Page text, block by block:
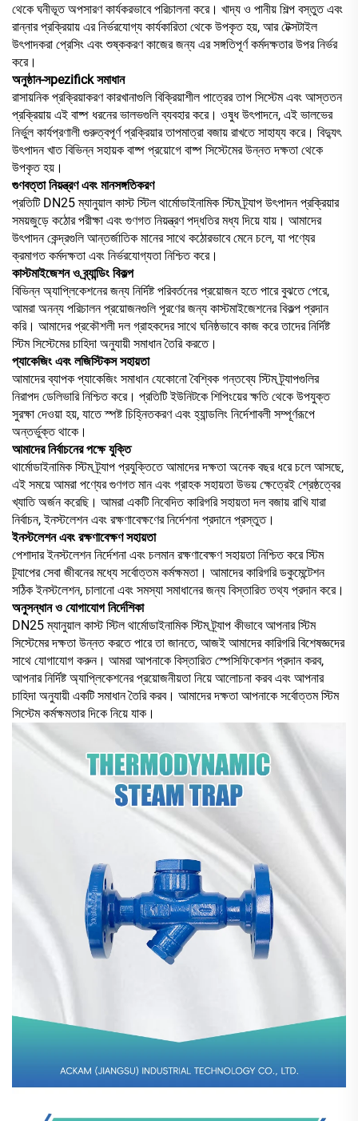
থেকে ঘনীভূত অপসারণ কার্যকরভাবে পরিচালনা করে। খাদ্য ও পানীয় শিল্প বস্তুত এবং
রান্নার প্রক্রিয়ায় এর নির্ভরযোগ্য কার্যকারিতা থেকে উপকৃত হয়, আর টেক্সটাইল
উৎপাদকরা প্রেসিং এবং শুষ্ককরণ কাজের জন্য এর সঙ্গতিপূর্ণ কর্মদক্ষতার উপর নির্ভর
করে।
অনুষ্ঠান-সpezifick সমাধান
রাসায়নিক প্রক্রিয়াকরণ কারখানাগুলি বিক্রিয়াশীল পাত্রের তাপ সিস্টেম এবং আস্ততন
প্রক্রিয়ায় এই বাষ্প ধরনের ভালভগুলি ব্যবহার করে। ওষুধ উৎপাদনে, এই ভালভের
নির্ভুল কার্যপ্রণালী গুরুত্বপূর্ণ প্রক্রিয়ার তাপমাত্রা বজায় রাখতে সাহায্য করে। বিদ্যুৎ
উৎপাদন খাত বিভিন্ন সহায়ক বাষ্প প্রয়োগে বাষ্প সিস্টেমের উন্নত দক্ষতা থেকে
উপকৃত হয়।
গুণবত্তা নিয়ন্ত্রণ এবং মানসঙ্গতিকরণ
প্রতিটি DN25 ম্যানুয়াল কাস্ট স্টিল থার্মোডাইনামিক স্টিম ট্র্যাপ উৎপাদন প্রক্রিয়ার
সময়জুড়ে কঠোর পরীক্ষা এবং গুণগত নিয়ন্ত্রণ পদ্ধতির মধ্য দিয়ে যায়। আমাদের
উৎপাদন কেন্দ্রগুলি আন্তর্জাতিক মানের সাথে কঠোরভাবে মেনে চলে, যা পণ্যের
ক্রমাগত কর্মদক্ষতা এবং নির্ভরযোগ্যতা নিশ্চিত করে।
কাস্টমাইজেশন ও ব্র্যান্ডিং বিকল্প
বিভিন্ন অ্যাপ্লিকেশনের জন্য নির্দিষ্ট পরিবর্তনের প্রয়োজন হতে পারে বুঝতে পেরে,
আমরা অনন্য পরিচালন প্রয়োজনগুলি পূরণের জন্য কাস্টমাইজেশনের বিকল্প প্রদান
করি। আমাদের প্রকৌশলী দল গ্রাহকদের সাথে ঘনিষ্ঠভাবে কাজ করে তাদের নির্দিষ্ট
স্টিম সিস্টেমের চাহিদা অনুযায়ী সমাধান তৈরি করতে।
প্যাকেজিং এবং লজিস্টিকস সহায়তা
আমাদের ব্যাপক প্যাকেজিং সমাধান যেকোনো বৈশ্বিক গন্তব্যে স্টিম ট্র্যাপগুলির
নিরাপদ ডেলিভারি নিশ্চিত করে। প্রতিটি ইউনিটকে শিপিংয়ের ক্ষতি থেকে উপযুক্ত
সুরক্ষা দেওয়া হয়, যাতে স্পষ্ট চিহ্নিতকরণ এবং হ্যান্ডলিং নির্দেশাবলী সম্পূর্ণরূপে
অন্তর্ভুক্ত থাকে।
আমাদের নির্বাচনের পক্ষে যুক্তি
থার্মোডাইনামিক স্টিম ট্র্যাপ প্রযুক্তিতে আমাদের দক্ষতা অনেক বছর ধরে চলে আসছে,
এই সময়ে আমরা পণ্যের গুণগত মান এবং গ্রাহক সহায়তা উভয় ক্ষেত্রেই শ্রেষ্ঠত্বের
খ্যাতি অর্জন করেছি। আমরা একটি নিবেদিত কারিগরি সহায়তা দল বজায় রাখি যারা
নির্বাচন, ইনস্টলেশন এবং রক্ষণাবেক্ষণের নির্দেশনা প্রদানে প্রস্তুত।
ইনস্টলেশন এবং রক্ষণাবেক্ষণ সহায়তা
পেশাদার ইনস্টলেশন নির্দেশনা এবং চলমান রক্ষণাবেক্ষণ সহায়তা নিশ্চিত করে স্টিম
ট্র্যাপের সেবা জীবনের মধ্যে সর্বোত্তম কর্মক্ষমতা। আমাদের কারিগরি ডকুমেন্টেশন
সঠিক ইনস্টলেশন, চালানো এবং সমস্যা সমাধানের জন্য বিস্তারিত তথ্য প্রদান করে।
অনুসন্ধান ও যোগাযোগ নির্দেশিকা
DN25 ম্যানুয়াল কাস্ট স্টিল থার্মোডাইনামিক স্টিম ট্র্যাপ কীভাবে আপনার স্টিম
সিস্টেমের দক্ষতা উন্নত করতে পারে তা জানতে, আজই আমাদের কারিগরি বিশেষজ্ঞদের
সাথে যোগাযোগ করুন। আমরা আপনাকে বিস্তারিত স্পেসিফিকেশন প্রদান করব,
আপনার নির্দিষ্ট অ্যাপ্লিকেশনের প্রয়োজনীয়তা নিয়ে আলোচনা করব এবং আপনার
চাহিদা অনুযায়ী একটি সমাধান তৈরি করব। আমাদের দক্ষতা আপনাকে সর্বোত্তম স্টিম
সিস্টেম কর্মক্ষমতার দিকে নিয়ে যাক।